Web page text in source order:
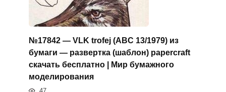
№17842 — VLK trofej (ABC 13/1979) из
бумаги — развертка (шаблон) papercraft
скачать бесплатно | Мир бумажного
моделирования